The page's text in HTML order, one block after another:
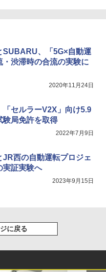
SUBARU、「5G×自動運
・渋滞時の合流の実験に
2020年11月24日
「セルラーV2X」向け5.9
験局免許を取得
2022年7月9日
JR西の自動運転プロジェ
実証実験へ
2023年9月15日
に戻る